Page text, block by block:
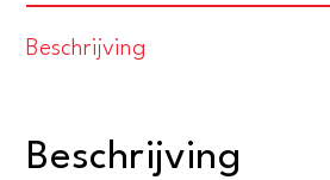
Beschrijving
Beschrijving